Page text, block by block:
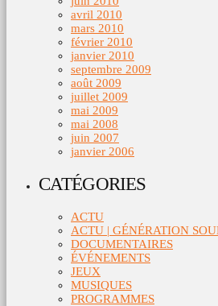
avril 2010
mars 2010
février 2010
janvier 2010
septembre 2009
août 2009
juillet 2009
mai 2009
mai 2008
juin 2007
janvier 2006
CATÉGORIES
ACTU
ACTU | GÉNÉRATION
DOCUMENTAIRES
ÉVÉNEMENTS
JEUX
MUSIQUES
PROGRAMMES